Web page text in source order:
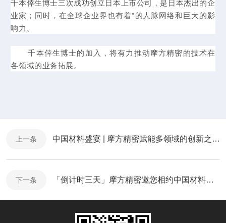
千本倖生博士三次成功创立日本上市公司，是日本杰出的企
业家；同时，在全球企业界也有着*的人脉网络和巨大的影
响力。
千本倖生博士的加入，将有力推动摩方精密的技术在
各领域的业务拓展。
上一条 中国材料盛宴 | 摩方精密赋能多领域的创新之光！
下一条 「倒计时三天」摩方精密邀您相约中国材料大会！